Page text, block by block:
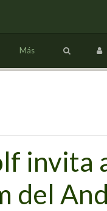
Más
invita
del